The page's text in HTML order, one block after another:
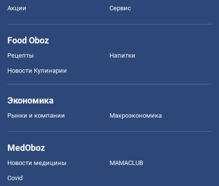
Акции Сервис
Food Oboz
Рецепты Напитки
Новости Кулинарии
Экономика
Рынки и компании Mакроэкономика
MedOboz
Новости медицины MAMACLUB
Covid